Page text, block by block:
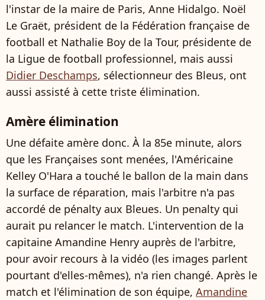
l'instar de la maire de Paris, Anne Hidalgo. Noël
Le Graët, président de la Fédération française de
football et Nathalie Boy de la Tour, présidente de
la Ligue de football professionnel, mais aussi
Didier Deschamps, sélectionneur des Bleus, ont
aussi assisté à cette triste élimination.
Amère élimination
Une défaite amère donc. À la 85e minute, alors
que les Françaises sont menées, l'Américaine
Kelley O'Hara a touché le ballon de la main dans
la surface de réparation, mais l'arbitre n'a pas
accordé de pénalty aux Bleues. Un penalty qui
aurait pu relancer le match. L'intervention de la
capitaine Amandine Henry auprès de l'arbitre,
pour avoir recours à la vidéo (les images parlent
pourtant d'elles-mêmes), n'a rien changé. Après le
match et l'élimination de son équipe, Amandine